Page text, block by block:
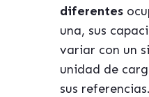
diferentes
una, sus
variar con un
unidad de
sus referencias.